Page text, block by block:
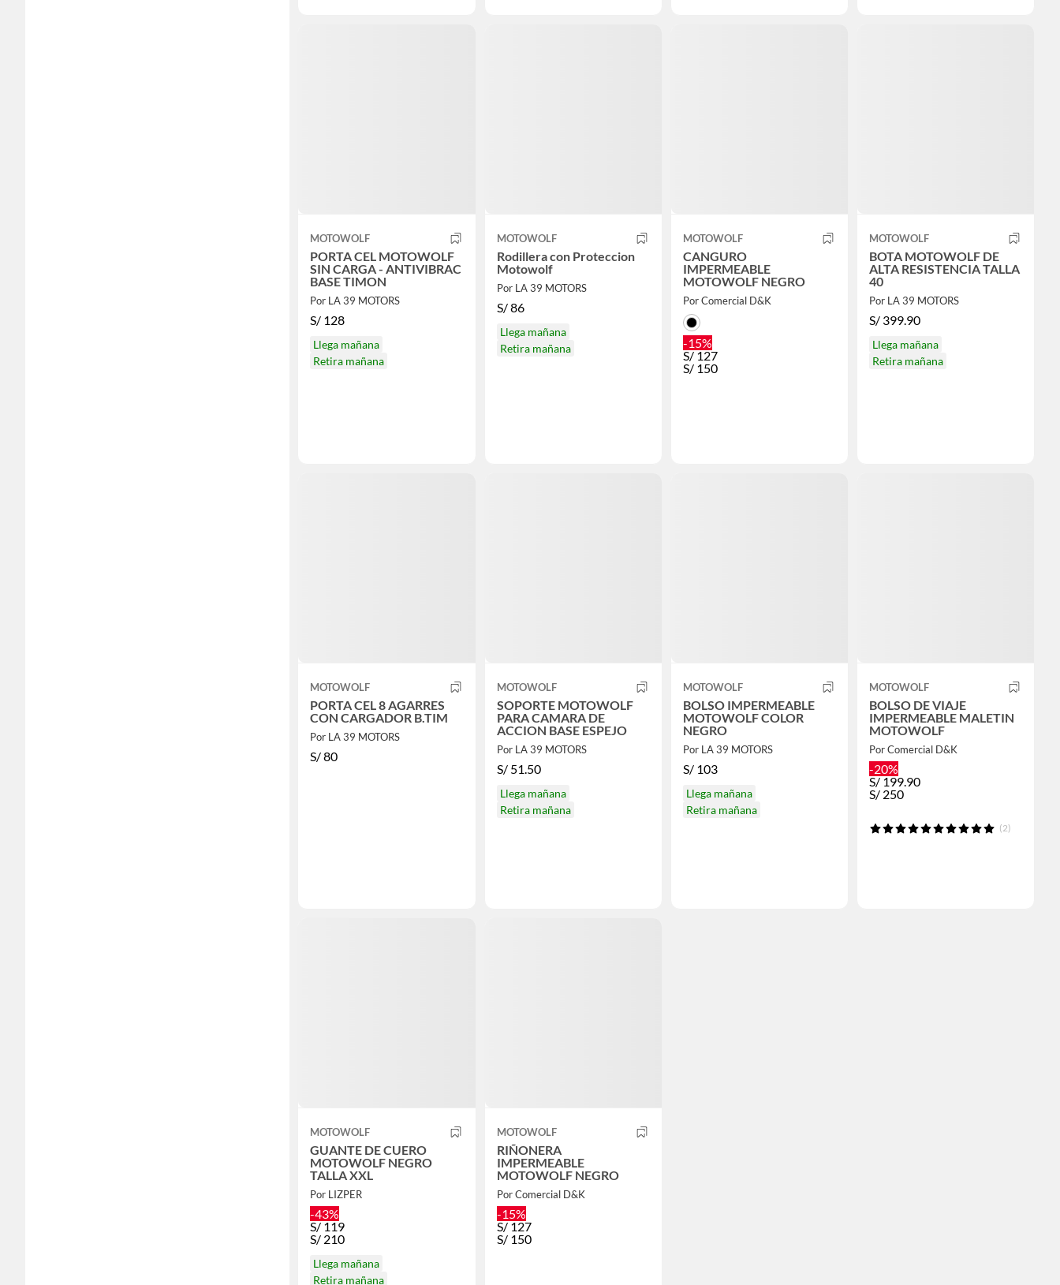
MOTOWOLF
PORTA CEL MOTOWOLF
SIN CARGA - ANTIVIBRAC
BASE TIMON
Por LA 39 MOTORS
S/ 128
Llega mañana
Retira mañana
MOTOWOLF
Rodillera con Proteccion
Motowolf
Por LA 39 MOTORS
S/86
Llega mañana
Retira mañana
MOTOWOLF
CANGURO
IMPERMEABLE
MOTOWOLF NEGRO
Por Comercial D&K
-15%
S/ 127
S/ 150
MOTOWOLF
BOTA MOTOWOLF DE
ALTA RESISTENCIA TALLA
40
Por LA 39 MOTORS
S/ 399.90
Llega mañana
Retira mañana
MOTOWOLF
PORTA CEL 8 AGARRES
CON CARGADOR B.TIM
Por LA 39 MOTORS
S/80
MOTOWOLF
SOPORTE MOTOWOLF
PARA CAMARA DE
ACCION BASE ESPEJO
Por LA 39 MOTORS
S/ 51.50
Llega mañana
Retira mañana
MOTOWOLF
BOLSO IMPERMEABLE
MOTOWOLF COLOR
NEGRO
Por LA 39 MOTORS
S/ 103
Llega mañana
Retira mañana
MOTOWOLF
BOLSO DE VIAJE
IMPERMEABLE MALETIN
MOTOWOLF
Por Comercial D&K
-20%
S/ 199.90
S/ 250
(2)
MOTOWOLF
GUANTE DE CUERO
MOTOWOLF NEGRO
TALLA XXL
Por LIZPER
-43%
S/ 119
S/ 210
Llega mañana
Retira mañana
MOTOWOLF
RIÑONERA
IMPERMEABLE
MOTOWOLF NEGRO
Por Comercial D&K
-15%
S/ 127
S/ 150